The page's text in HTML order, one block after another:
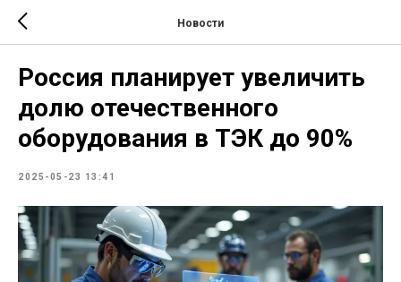
Новости
Россия планирует увеличить
долю отечественного
оборудования в ТЭК до 90%
2025-05-23 13:41